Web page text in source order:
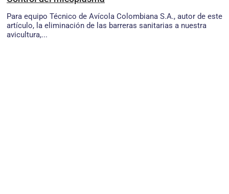
Para equipo Técnico de Avícola Colombiana S.A., autor de este
artículo, la eliminación de las barreras sanitarias a nuestra
avicultura,...